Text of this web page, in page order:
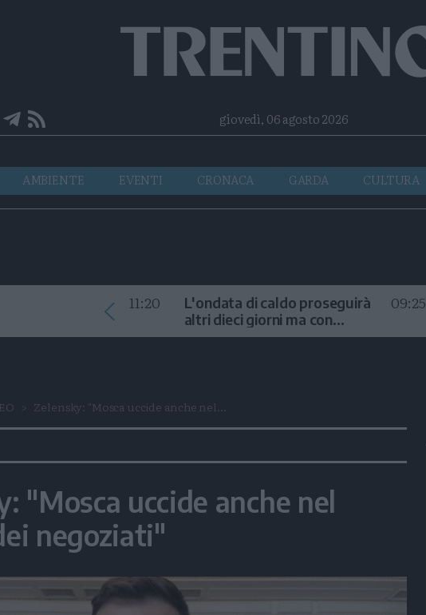
Telegram
RSSgiovedì, 06 agosto 2026
AMBIENTE EVENTI CRONACA GARDA CULTURA
11:20
L'ondata di caldo proseguirà
altri dieci giorni ma con
temporali
09:25
Zelensky: "Mosca uccide anche nel...
"Mosca uccide anche nel
negoziati"